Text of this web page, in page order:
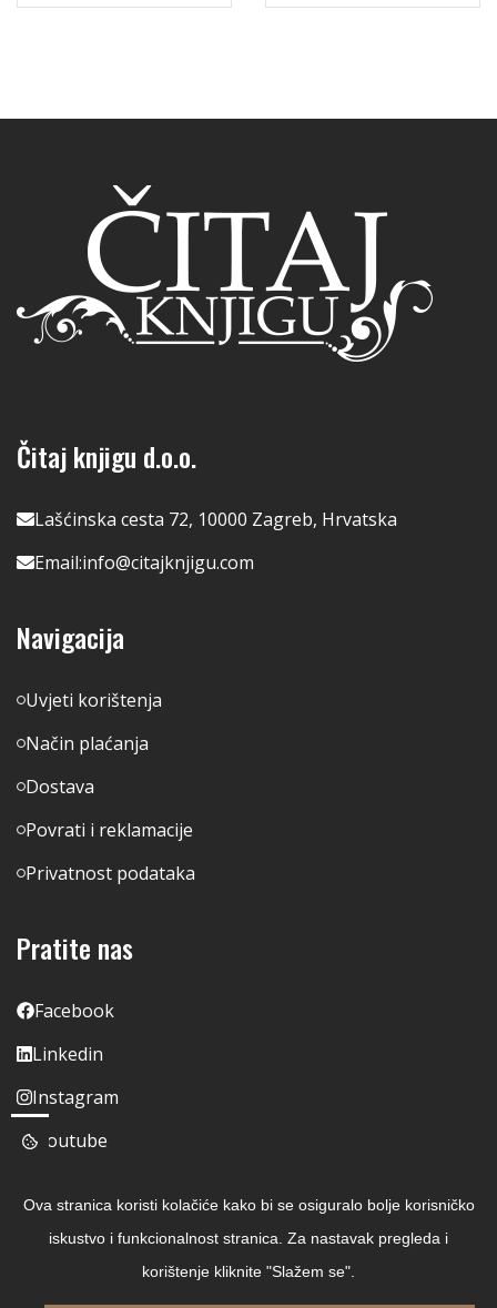
Čitaj knjigu d.o.o.
Lašćinska cesta 72, 10000 Zagreb, Hrvatska
Email:info@citajknjigu.com
Navigacija
Uvjeti korištenja
Način plaćanja
Dostava
Povrati i reklamacije
Privatnost podataka
Pratite nas
Facebook
Linkedin
Instagram
Youtube
Ova stranica koristi kolačiće kako bi se osiguralo bolje korisničko
iskustvo i funkcionalnost stranica. Za nastavak pregleda i
korištenje kliknite "Slažem se".